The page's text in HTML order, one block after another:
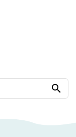
search